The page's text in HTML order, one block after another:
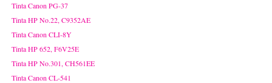
Tinta Canon PG-37
Tinta HP No.22, C9352AE
Tinta Canon CLI-8Y
Tinta HP 652, F6V25E
Tinta HP No.301, CH561EE
Tinta Canon CL-541